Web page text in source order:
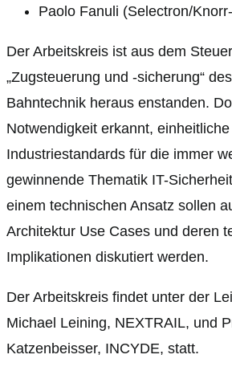
Paolo Fanuli (Selectron/
Der Arbeitskreis ist aus dem
„Zugsteuerung und -sicherung“
Bahntechnik heraus enstanden.
Notwendigkeit erkannt,
Industriestandards für die immer
gewinnende Thematik IT-
einem technischen Ansatz sollen
Architektur Use Cases und deren
Implikationen diskutiert werden.
Der Arbeitskreis findet unter der
Michael Leining, NEXTRAIL, und
Katzenbeisser, INCYDE, statt.